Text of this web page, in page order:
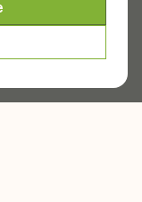
Der
Dort